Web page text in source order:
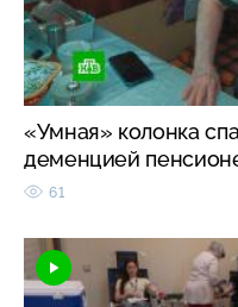
«Умная» колонка
деменцией
61